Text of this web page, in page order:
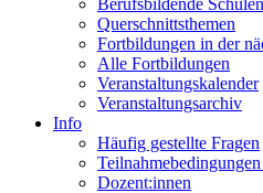
Berufsbildende Schulen
Querschnittsthemen
Fortbildungen in der
Alle Fortbildungen
Veranstaltungskalender
Veranstaltungsarchiv
Info
Häufig gestellte Fragen
Dozent:innen